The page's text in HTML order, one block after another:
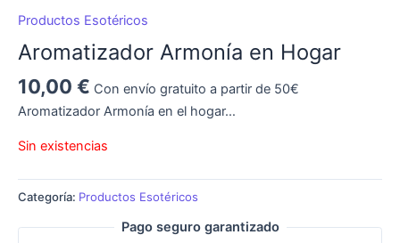
Productos Esotéricos
Aromatizador Armonía en Hogar
10,00 € Con envío gratuito a partir de 50€
Aromatizador Armonía en el hogar…
Sin existencias
Categoría: Productos Esotéricos
Pago seguro garantizado